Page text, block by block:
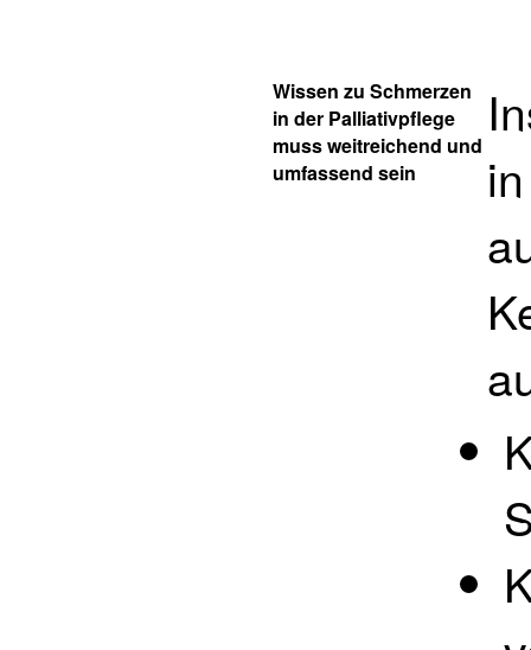
Wissen zu Schmerzen
in der Palliativpflege
muss weitreichend und
umfassend sein